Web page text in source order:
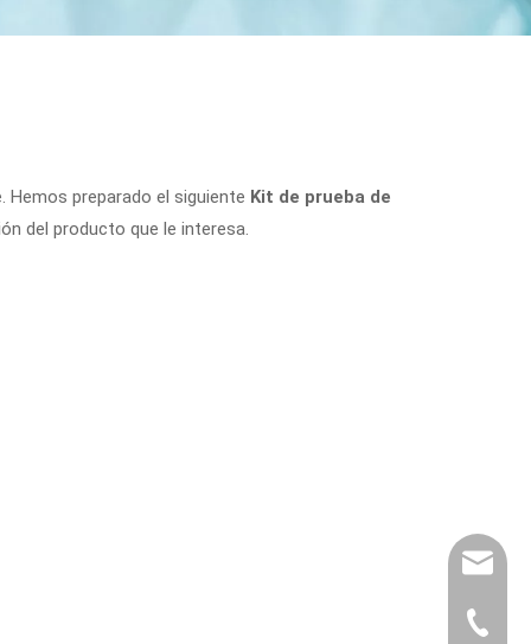
preparado el siguiente Kit de prueba de
del producto que le interesa.
(86)